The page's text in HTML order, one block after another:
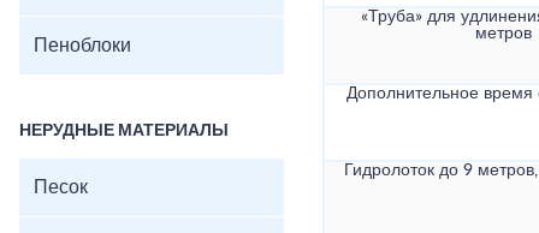
Пеноблоки
НЕРУДНЫЕ МАТЕРИАЛЫ
Песок
«Труба» для
метров
Дополнительное
Гидролоток до 9